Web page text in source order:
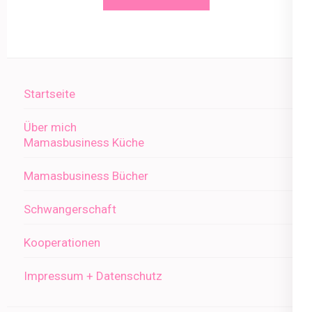
Startseite
Über mich
Mamasbusiness Küche
Mamasbusiness Bücher
Schwangerschaft
Kooperationen
Impressum + Datenschutz